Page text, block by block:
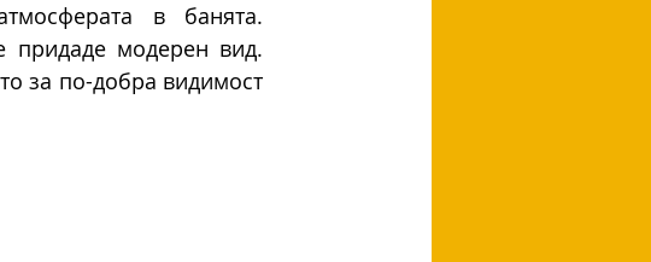
в банята.
придаде модерен вид.
за по-добра видимост